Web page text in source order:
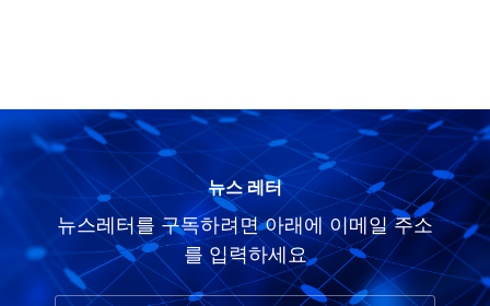
뉴스 레터
뉴스레터를 구독하려면 아래에 이메일 주소
를 입력하세요